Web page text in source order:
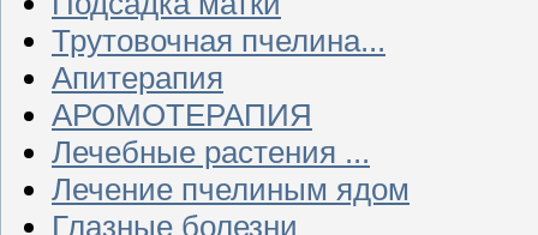
Трутовочная пчелина...
Апитерапия
АРОМОТЕРАПИЯ
Лечебные растения ...
Лечение пчелиным ядом
Глазные болезни